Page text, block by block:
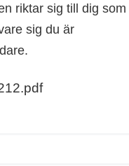
riktar sig till dig som
sig du är